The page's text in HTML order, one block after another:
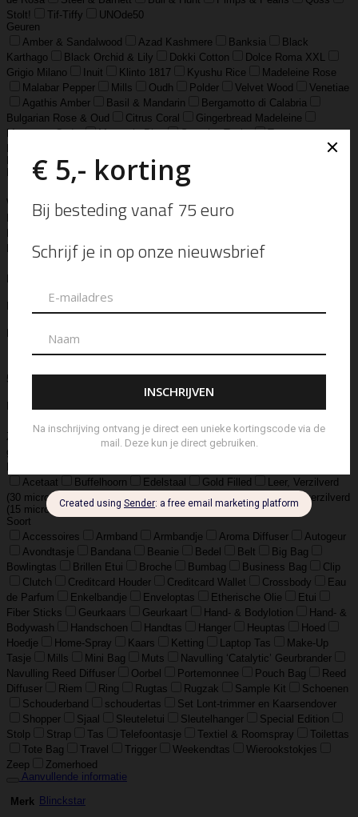
Stolt!
Tif-Tiffy
UNOde50
Geuren
Amber & Sandalwood
Azad Kashmere Banksia
Black
Karthago
Black Orchid & Lily Dokki Cotton
Dolce Roma XXL
Grigio Milano
Inuit Klinto 1817 Kyushu Rice
Madeleine Rose
Malabar Pepper
Mills Oudh Polder Velvet Wood
Venetiae
Agathis Amber
Basil & Mandarin
Bergamotto di Calabria
Bulgarian Rose & Oud
Citrus Coral
Gingerbread Madeleine
Moroccan Cedar
Mountain Pine Santal & Tonka
Tea &
Lemongrass
Bijzonderheden
Kleur
Bruin Caramel
Wood
Fel Groen Grijs Licht Grijs
Marine
Mat Zwart Matt Bronzite Matt Tiger
Military
Rood
Red Rood Rood bloem Jaspis Soft Camel
Vintage Brown
White Wood
Black
Groen
Olijfgroen
Lengte
Maat
52=L
6.5 7 7.5 8.5 15 54 55 56 58 60
S Jar
L XL
15 cm / 5.9 inch
Materiaal
Zilver geoxideerd, Goldfilled
925 sterling zilver, geoxideerd zilver en
goldfilled
Gemstone Lams Leer
Leather
Acetaat
Buffelhoorn Edelstaal Gold Filled
Leer, Verzilverd
(30 micron)
Parelmoer Teddy Zwaar Verzilverd
Zwaar verzilverd
(15 micron)
Soort
Accessoires
Armband Armbandje Aroma Diffuser
Autogeur
Avondtasje
Bandana Beanie Bedel Belt
Big Bag
Bowlingtas
Brillen Etui Broche Bumbag Business Bag
Clip
Clutch
Creditcard Houder Creditcard Wallet Crossbody
Eau
de Parfum
Enkelbandje Enveloptas Etherische Olie
Etui
Fiber Sticks
Geurkaars Geurkaart Hand- & Bodylotion
Hand- &
Bodywash
Handschoen Handtas Hanger Heuptas
Hoed
Hoedje
Home-Spray Kaars Ketting Laptop Tas
Make-Up
Tasje
Mills Mini Bag Muts
Navulling ‘Catalytic’ Geurbrander
Navulling Reed Diffuser
Oorbel Portemonnee Pouch Bag
Reed
Diffuser
Riem Ring Rugtas Rugzak Sample Kit
Schoenen
Schouderband
schoudertas
Set Lont-trimmer en Kaarsendover
Shopper
Sjaal Sleuteletui Sleutelhanger
Special Edition
Stolp
Strap Tas Telefoontasje Textiel & Roomspray
Toilettas
Tote Bag
Travel Trigger Weekendtas
Wierookstokjes
Zeep
Zomerhoed
Aanvullende informatie
Merk Blinckstar